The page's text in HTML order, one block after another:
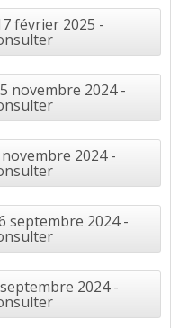
février 2025 -
novembre 2024 -
2024 -
septembre 2024 -
2024 -